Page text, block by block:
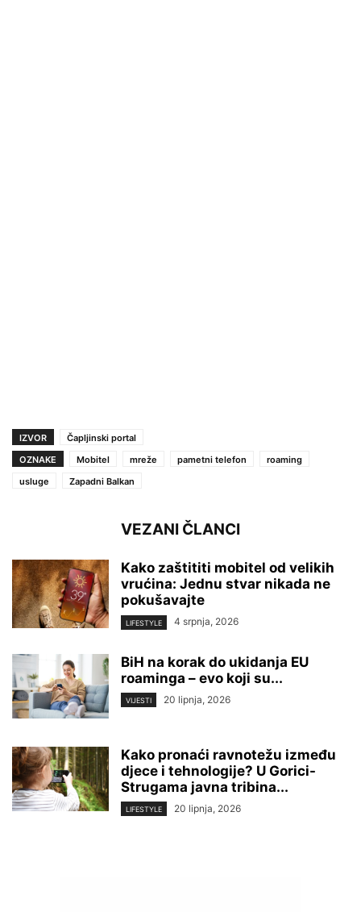
IZVOR
Čapljinski portal
OZNAKE
Mobitel mreže pametni telefon
roaming
usluge
Zapadni Balkan
VEZANI ČLANCI
Kako zaštititi mobitel od velikih
vrućina: Jednu stvar nikada ne
pokušavajte
LIFESTYLE 4 srpnja, 2026
BiH na korak do ukidanja EU
roaminga – evo koji su...
VIJESTI 20 lipnja, 2026
Kako pronaći ravnotežu između
djece i tehnologije? U Gorici-
Strugama javna tribina...
LIFESTYLE 20 lipnja, 2026